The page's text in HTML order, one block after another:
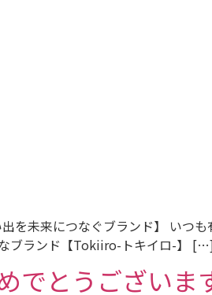
出を未来につなぐブランド】 いつ
ブランド【Tokiiro-トキイロ-】
でとうございま